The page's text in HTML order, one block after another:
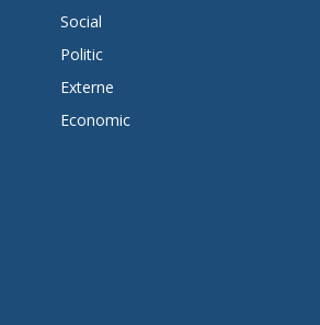
Social
Politic
Externe
Economic